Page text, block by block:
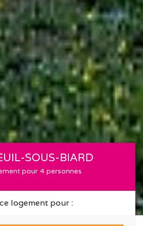
SOUS-BIARD
pour 4 personnes
logement pour :